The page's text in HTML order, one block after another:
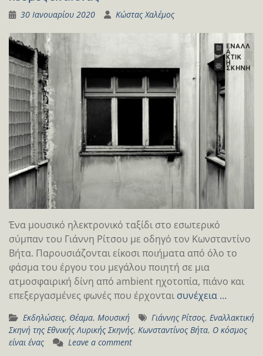
30 Ιανουαρίου 2020 Κώστας Χαλέμος
Ένα μουσικό ηλεκτρονικό ταξίδι στο εσωτερικό
σύμπαν του Γιάννη Ρίτσου με οδηγό τον Κωνσταντίνο
Βήτα. Παρουσιάζονται είκοσι ποιήματα από όλο το
φάσμα του έργου του μεγάλου ποιητή σε μια
ατμοσφαιρική δίνη από ambient ηχοτοπία, πιάνο και
επεξεργασμένες φωνές που έρχονται συνέχεια …
Εκδηλώσεις, Θέαμα, Μουσική Γιάννης Ρίτσος, Εναλλακτική
Σκηνή της Εθνικής Λυρικής Σκηνής, Κωνσταντίνος Βήτα, Ο κόσμος
είναι ένας
Leave a comment